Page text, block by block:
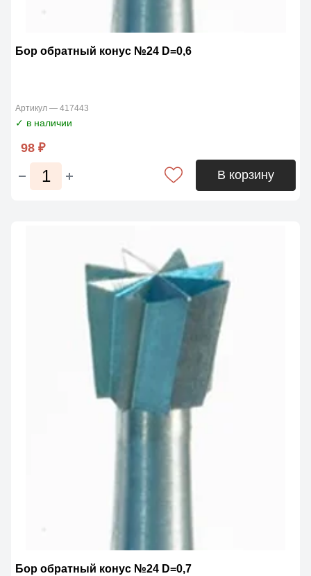
Бор обратный конус №24 D=0,6
Артикул — 417443
✓ в наличии
98 ₽
В корзину
Бор обратный конус №24 D=0,7